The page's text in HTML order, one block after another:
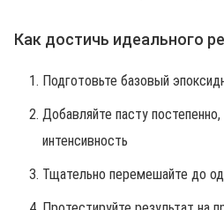
Как достичь идеального
Подготовьте базовый
Добавляйте пасту постепенно,
интенсивность
Тщательно перемешайте до